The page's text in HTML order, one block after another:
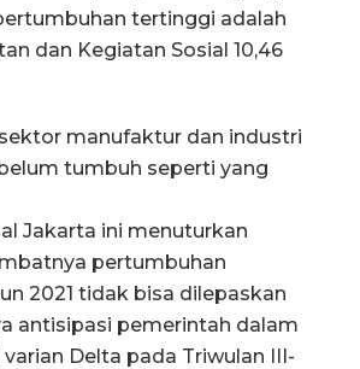
tertinggi adalah
dan Kegiatan Sosial 10,46
manufaktur dan industri
tumbuh seperti yang
Jakarta ini menuturkan
pertumbuhan
2021 tidak bisa dilepaskan
antisipasi pemerintah dalam
Delta pada Triwulan III-